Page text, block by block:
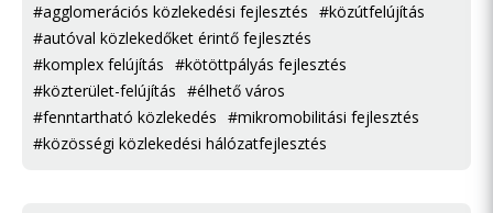
#agglomerációs közlekedési fejlesztés #közútfelújítás
#autóval közlekedőket érintő fejlesztés
#komplex felújítás #kötöttpályás fejlesztés
#közterület-felújítás #élhető város
#fenntartható közlekedés #mikromobilitási fejlesztés
#közösségi közlekedési hálózatfejlesztés